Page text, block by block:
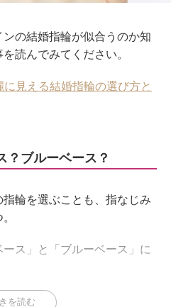
の結婚指輪が似合うのか知
読んでみてください。
見える結婚指輪の選び方と
？ブルーベース？
を読む
輪を選ぶことも、指なじみ
ス」と「ブルーベース」に
ならイエローベース、頬の